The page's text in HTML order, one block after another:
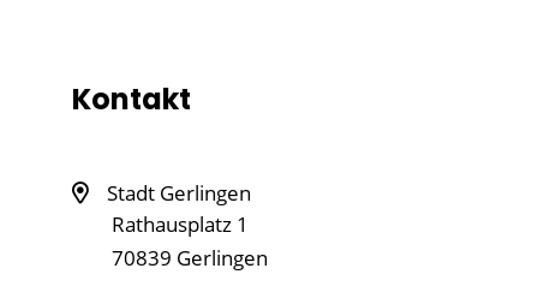
Kontakt
Stadt Gerlingen
Rathausplatz 1
70839 Gerlingen